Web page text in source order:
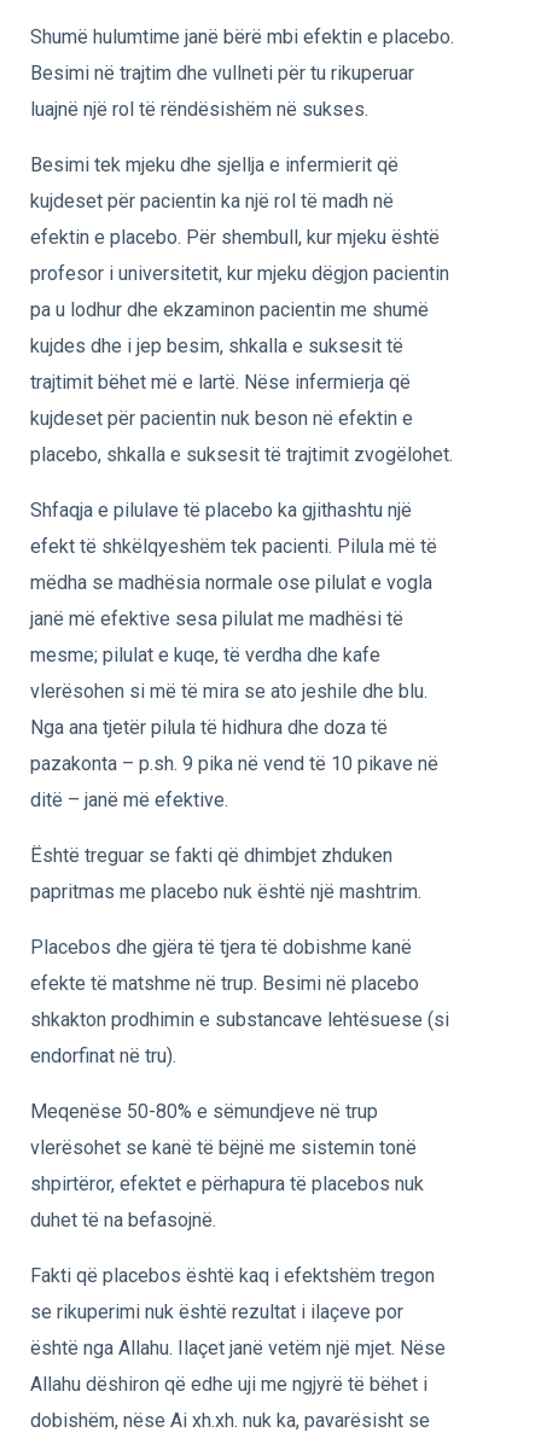
Shumë hulumtime janë bërë mbi efektin e placebo.
Besimi në trajtim dhe vullneti për tu rikuperuar
luajnë një rol të rëndësishëm në sukses.
Besimi tek mjeku dhe sjellja e infermierit që
kujdeset për pacientin ka një rol të madh në
efektin e placebo. Për shembull, kur mjeku është
profesor i universitetit, kur mjeku dëgjon pacientin
pa u lodhur dhe ekzaminon pacientin me shumë
kujdes dhe i jep besim, shkalla e suksesit të
trajtimit bëhet më e lartë. Nëse infermierja që
kujdeset për pacientin nuk beson në efektin e
placebo, shkalla e suksesit të trajtimit zvogëlohet.
Shfaqja e pilulave të placebo ka gjithashtu një
efekt të shkëlqyeshëm tek pacienti. Pilula më të
mëdha se madhësia normale ose pilulat e vogla
janë më efektive sesa pilulat me madhësi të
mesme; pilulat e kuqe, të verdha dhe kafe
vlerësohen si më të mira se ato jeshile dhe blu.
Nga ana tjetër pilula të hidhura dhe doza të
pazakonta – p.sh. 9 pika në vend të 10 pikave në
ditë – janë më efektive.
Është treguar se fakti që dhimbjet zhduken
papritmas me placebo nuk është një mashtrim.
Placebos dhe gjëra të tjera të dobishme kanë
efekte të matshme në trup. Besimi në placebo
shkakton prodhimin e substancave lehtësuese (si
endorfinat në tru).
Meqenëse 50-80% e sëmundjeve në trup
vlerësohet se kanë të bëjnë me sistemin tonë
shpirtëror, efektet e përhapura të placebos nuk
duhet të na befasojnë.
Fakti që placebos është kaq i efektshëm tregon
se rikuperimi nuk është rezultat i ilaçeve por
është nga Allahu. Ilaçet janë vetëm një mjet. Nëse
Allahu dëshiron që edhe uji me ngjyrë të bëhet i
dobishëm, nëse Ai xh.xh. nuk ka, pavarësisht se